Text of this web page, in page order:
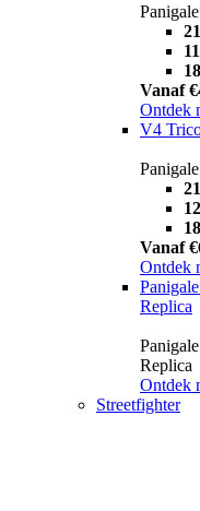
Vanaf
Ontdek
V4
Vanaf
Ontdek
Replica
Replica
Ontdek
Streetfighter